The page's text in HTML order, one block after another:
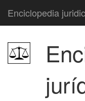
Enciclopedia